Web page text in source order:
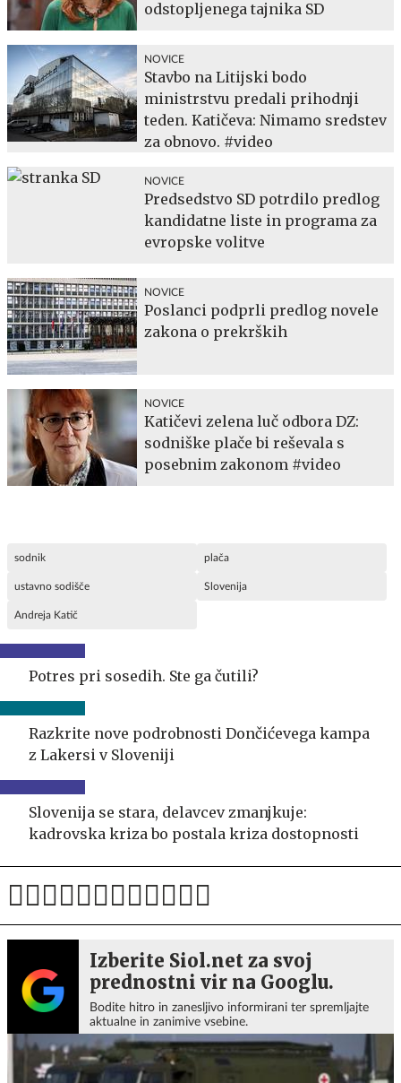
odstopljenega tajnika SD
NOVICE
Stavbo na Litijski bodo
ministrstvu predali prihodnji
teden. Katičeva: Nimamo sredstev
za obnovo. #video
NOVICE
Predsedstvo SD potrdilo predlog
kandidatne liste in programa za
evropske volitve
NOVICE
Poslanci podprli predlog novele
zakona o prekrških
NOVICE
Katičevi zelena luč odbora DZ:
sodniške plače bi reševala s
posebnim zakonom #video
sodnik plača
ustavno sodišče Slovenija
Andreja Katič
Potres pri sosedih. Ste ga čutili?
Razkrite nove podrobnosti Dončićevega kampa
z Lakersi v Sloveniji
Slovenija se stara, delavcev zmanjkuje:
kadrovska kriza bo postala kriza dostopnosti
Izberite Siol.net za svoj
prednostni vir na Googlu.
Bodite hitro in zanesljivo informirani ter spremljajte
aktualne in zanimive vsebine.